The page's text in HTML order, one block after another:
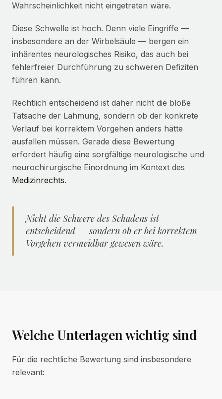
Wahrscheinlichkeit nicht eingetreten wäre.
Diese Schwelle ist hoch. Denn viele Eingriffe —
insbesondere an der Wirbelsäule — bergen ein
inhärentes neurologisches Risiko, das auch bei
fehlerfreier Durchführung zu schweren Defiziten
führen kann.
Rechtlich entscheidend ist daher nicht die bloße
Tatsache der Lähmung, sondern ob der konkrete
Verlauf bei korrektem Vorgehen anders hätte
ausfallen müssen. Gerade diese Bewertung
erfordert häufig eine sorgfältige neurologische und
neurochirurgische Einordnung im Kontext des
Medizinrechts.
Nicht die Schwere des Schadens ist
entscheidend — sondern ob er bei korrektem
Vorgehen vermeidbar gewesen wäre.
Welche Unterlagen wichtig sind
Für die rechtliche Bewertung sind insbesondere
relevant: